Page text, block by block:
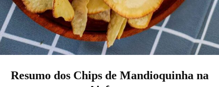
Resumo dos Chips de Mandioquinha na